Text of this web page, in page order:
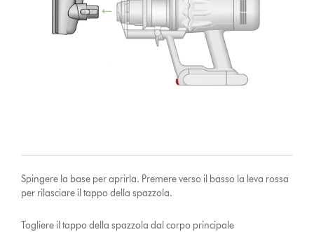
Spingere la base per aprirla. Premere verso il basso la leva rossa
per rilasciare il tappo della spazzola.
Togliere il tappo della spazzola dal corpo principale